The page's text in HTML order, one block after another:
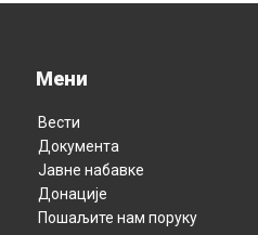
Мени
Вести
Документа
Јавне набавке
Донације
Пошаљите нам поруку